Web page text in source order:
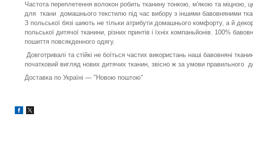
Частота переплетення волокон робить тканину тонкою, м'якою та міцною,
для ткани домашнього текстилю під час вибору з іншими бавовняними
З польської бязі шиють не тільки атрибути домашнього комфорту, а й
польської дитячої тканини, різних принтів і їхніх компаньйонів. 100%
пошиття повсякденного одягу.
Довготривалі та стійкі не боїться частих використань наші бавовняні
початковий вигляд нових дитячих тканин, звісно ж за умови правильного
Доставка по Україні — "Новою поштою"